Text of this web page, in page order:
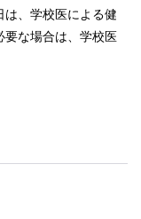
、学校医による健
要な場合は、学校医